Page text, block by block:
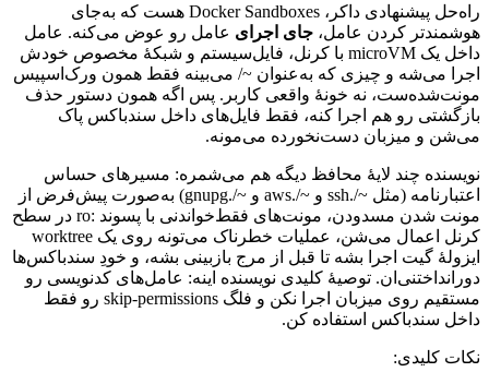
راه‌حل پیشنهادی داکر، Docker Sandboxes هست که به‌جای
هوشمندتر کردن عامل، جای اجرای عامل رو عوض می‌کنه. عامل
داخل یک microVM با کرنل، فایل‌سیستم و شبکهٔ مخصوص خودش
اجرا
می‌شه و چیزی که به‌عنوان ~/ می‌بینه فقط همون ورک‌اسپیس
مونت‌شده‌ست، نه خونهٔ واقعی کاربر. پس اگه همون دستور حذف
بازگشتی رو هم اجرا کنه، فقط فایل‌های داخل سندباکس پاک
می‌شن و میزبان دست‌نخورده می‌مونه.
نویسنده چند لایهٔ محافظ دیگه هم می‌شمره: مسیرهای حساس
اعتبارنامه (مثل ~/.
ssh و ~/.
aws و ~/.
gnupg
) به‌صورت پیش‌فرض از
مونت شدن مسدودن، مونت‌های فقط‌خواندنی با پسوند :
ro در سطح
کرنل
اعمال می‌شن، عملیات خطرناک می‌تونه روی یک worktree
ایزولهٔ گیت اجرا بشه تا قبل از مرج بازبینی بشه، و خودِ سندباکس‌ها
دورانداختنی‌ان. توصیهٔ کلیدی نویسنده اینه: عامل‌های کدنویسی رو
مستقیم روی میزبان اجرا نکن و فلگ skip-permissions رو فقط
داخل سندباکس استفاده کن.
نکات کلیدی: